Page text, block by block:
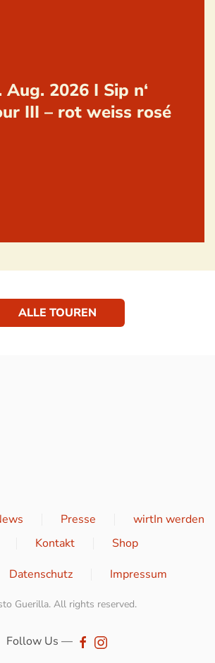
2026 I Sip n‘
III – rot weiss rosé
ALLE TOUREN
Presse
wirtIn werden
Kontakt
Shop
Datenschutz Impressum
Guerilla. All rights reserved.
Follow Us —